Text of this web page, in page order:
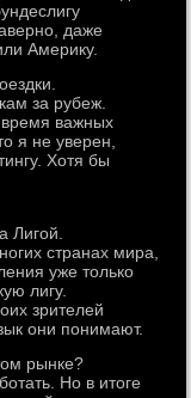
даже
Америку.
за рубеж.
время важных
я не уверен,
Хотя бы
Лигой.
странах мира,
уже только
лигу.
зрителей
они понимают.
рынке?
Но в итоге